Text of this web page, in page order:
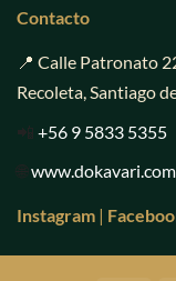
Contacto
📍 Calle Patronato
Recoleta, Santiago
📲 +56 9 5833 5355
🌐www.dokavari.com
Instagram |